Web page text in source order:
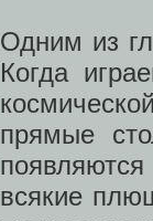
Одним из
Когда
прямые
всякие